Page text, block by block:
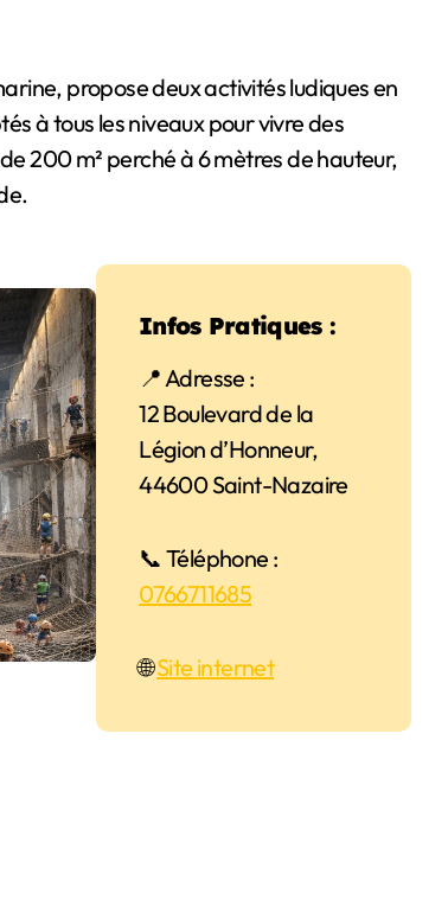
propose deux activités ludiques en
à tous les niveaux pour vivre des
200 m² perché à 6 mètres de hauteur,
Infos Pratiques :
📍 Adresse :
12 Boulevard de la
Légion d’Honneur,
44600 Saint-Nazaire
📞 Téléphone :
0766711685
🌐Site internet